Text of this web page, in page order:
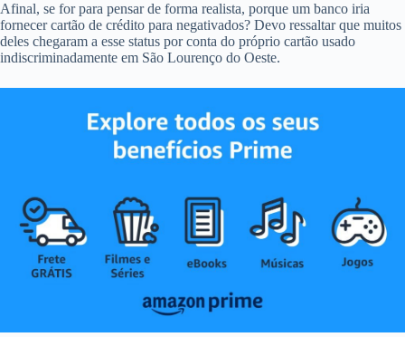
Afinal, se for para pensar de forma realista, porque um banco iria
fornecer cartão de crédito para negativados? Devo ressaltar que muitos
deles chegaram a esse status por conta do próprio cartão usado
indiscriminadamente em São Lourenço do Oeste.